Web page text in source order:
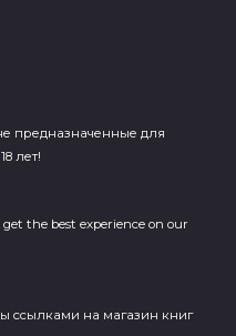
предназначенные для
лет!
get the best experience on our
ссылками на магазин книг